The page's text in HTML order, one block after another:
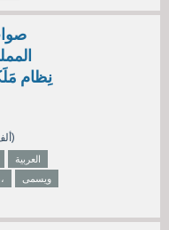
نِظام
نقاط)
العربية
مَلَكي،
ويسمى